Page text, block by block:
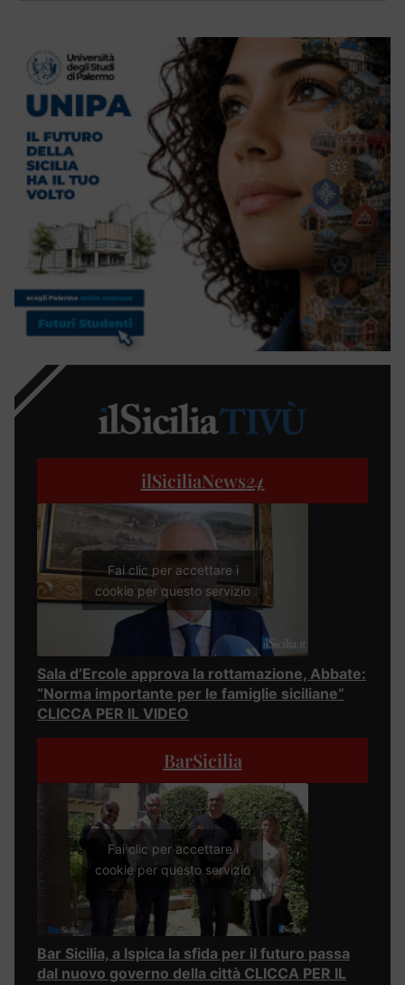
ilSiciliaNews24
Fai clic per accettare i
cookie per questo servizio
Sala d’Ercole approva la rottamazione, Abbate:
“Norma importante per le famiglie siciliane”
CLICCA PER IL VIDEO
BarSicilia
Fai clic per accettare i
cookie per questo servizio
Bar Sicilia, a Ispica la sfida per il futuro passa
dal nuovo governo della città CLICCA PER IL